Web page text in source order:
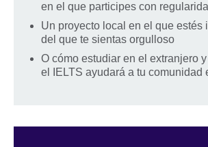
en el que participes con
Un proyecto local en el que estés
del que te sientas orgulloso
O cómo estudiar en el extranjero
el IELTS ayudará a tu comunidad